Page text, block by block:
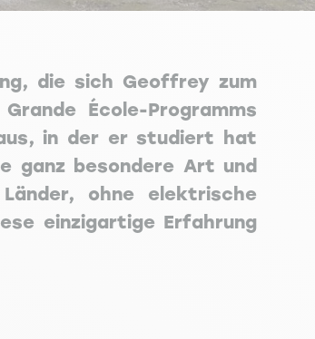
die sich Geoffrey zum
École-Programms
in der er studiert hat
ganz besondere Art und
ohne elektrische
einzigartige Erfahrung